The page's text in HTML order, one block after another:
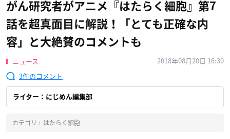
がん研究者がアニメ『はたらく細胞』第7
話を超真面目に解説！「とても正確な内
容」と大絶賛のコメントも
ニュース
2018年08月20日 16:30
3
ライター：にじめん編集部
カテゴリ : はたらく細胞